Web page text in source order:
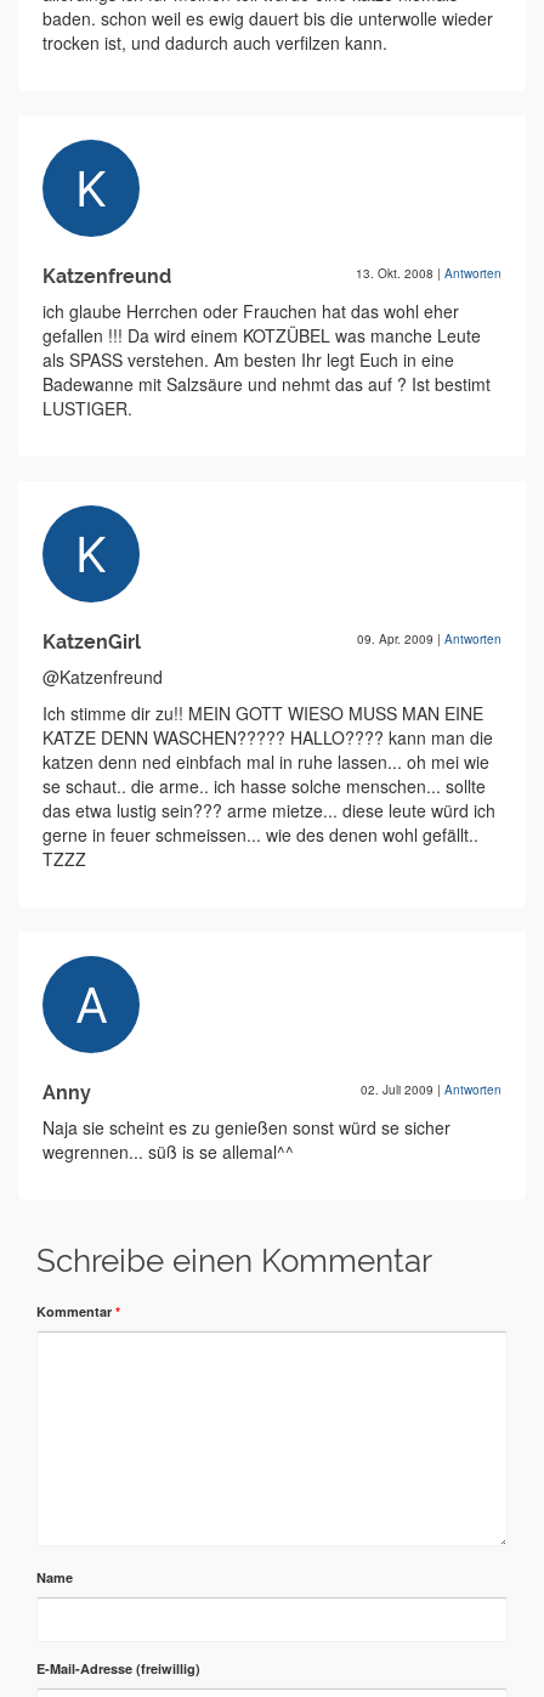
baden. schon weil es ewig dauert bis die unterwolle wieder
trocken ist, und dadurch auch verfilzen kann.
Katzenfreund 13. Okt. 2008 | Antworten
ich glaube Herrchen oder Frauchen hat das wohl eher
gefallen !!! Da wird einem KOTZÜBEL was manche Leute
als SPASS verstehen. Am besten Ihr legt Euch in eine
Badewanne mit Salzsäure und nehmt das auf ? Ist bestimt
LUSTIGER.
KatzenGirl 09. Apr. 2009 | Antworten
@Katzenfreund
Ich stimme dir zu!! MEIN GOTT WIESO MUSS MAN EINE
KATZE DENN WASCHEN????? HALLO???? kann man die
katzen denn ned einbfach mal in ruhe lassen... oh mei wie
se schaut.. die arme.. ich hasse solche menschen... sollte
das etwa lustig sein??? arme mietze... diese leute würd ich
gerne in feuer schmeissen... wie des denen wohl gefällt..
TZZZ
Anny 02. Juli 2009 | Antworten
Naja sie scheint es zu genießen sonst würd se sicher
wegrennen... süß is se allemal^^
Schreibe einen Kommentar
Kommentar *
Name
E-Mail-Adresse